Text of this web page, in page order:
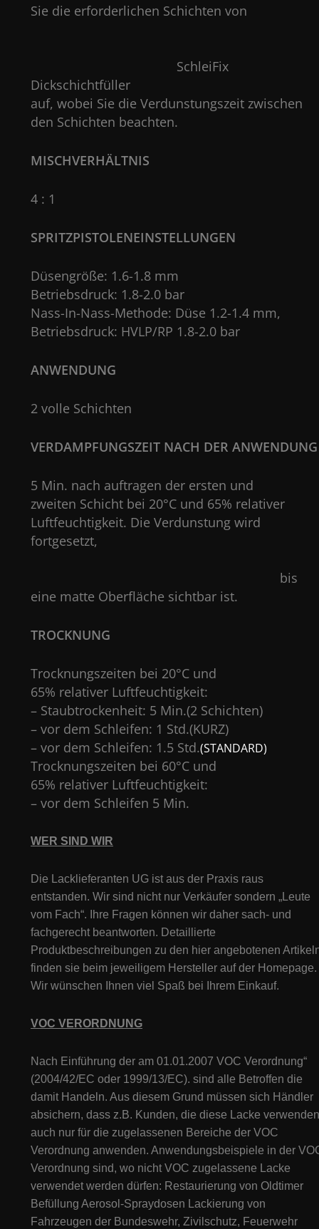
Sie die erforderlichen Schichten
SchleiFix
Dickschichtfüller
auf, wobei Sie die Verdunstungszeit zwischen
den Schichten beachten.
MISCHVERHÄLTNIS
4 : 1
SPRITZPISTOLENEINSTELLUNGEN
Düsengröße: 1.6-1.8 mm
Betriebsdruck: 1.8-2.0 bar
Nass-In-Nass-Methode: Düse 1.2-1.4 mm,
Betriebsdruck: HVLP/RP 1.8-2.0 bar
ANWENDUNG
2 volle Schichten
VERDAMPFUNGSZEIT NACH DER ANWENDUNG
5 Min. nach auftragen der ersten und
zweiten Schicht bei 20°C und 65% relativer
Luftfeuchtigkeit. Die Verdunstung wird
bis
eine matte Oberfläche sichtbar ist.
TROCKNUNG
Trocknungszeiten bei 20°C und
65% relativer Luftfeuchtigkeit:
– Staubtrockenheit: 5 Min.(2 Schichten)
– vor dem Schleifen: 1 Std.(KURZ)
– vor dem Schleifen: 1.5 Std.(STANDARD)
Trocknungszeiten bei 60°C und
65% relativer Luftfeuchtigkeit:
– vor dem Schleifen 5 Min.
WER SIND WIR
Die Lacklieferanten UG ist aus der Praxis raus
entstanden. Wir sind nicht nur Verkäufer sondern „Leute
vom Fach“. Ihre Fragen können wir daher sach- und
fachgerecht beantworten. Detaillierte
Produktbeschreibungen zu den hier angebotenen
finden sie beim jeweiligem Hersteller auf der Homepage.
Wir wünschen Ihnen viel Spaß bei Ihrem Einkauf.
VOC VERORDNUNG
Nach Einführung der am 01.01.2007 VOC Verordnung“
(2004/42/EC oder 1999/13/EC). sind alle Betroffen die
damit Handeln. Aus diesem Grund müssen sich Händler
absichern, dass z.B. Kunden, die diese Lacke
auch nur für die zugelassenen Bereiche der VOC
Verordnung anwenden. Anwendungsbeispiele in der
Verordnung sind, wo nicht VOC zugelassene Lacke
verwendet werden dürfen: Restaurierung von Oldtimer
Befüllung Aerosol-Spraydosen Lackierung von
Fahrzeugen der Bundeswehr, Zivilschutz, Feuerwehr